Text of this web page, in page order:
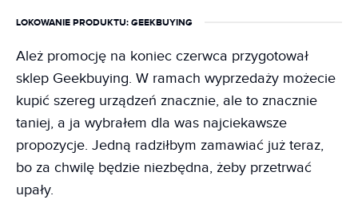
LOKOWANIE PRODUKTU: GEEKBUYING
Ależ promocję na koniec czerwca przygotował
sklep Geekbuying. W ramach wyprzedaży możecie
kupić szereg urządzeń znacznie, ale to znacznie
taniej, a ja wybrałem dla was najciekawsze
propozycje. Jedną radziłbym zamawiać już teraz,
bo za chwilę będzie niezbędna, żeby przetrwać
upały.